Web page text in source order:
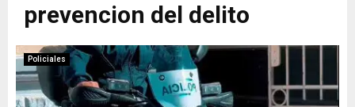
prevencion del delito
Policiales